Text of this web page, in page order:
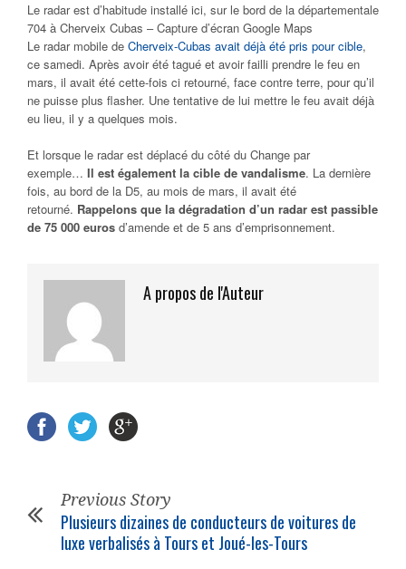
Le radar est d’habitude installé ici, sur le bord de la départementale
704 à Cherveix Cubas – Capture d’écran Google Maps
Le radar mobile de Cherveix-Cubas avait déjà été pris pour cible,
ce samedi. Après avoir été tagué et avoir failli prendre le feu en
mars, il avait été cette-fois ci retourné, face contre terre, pour qu’il
ne puisse plus flasher. Une tentative de lui mettre le feu avait déjà
eu lieu, il y a quelques mois.
Et lorsque le radar est déplacé du côté du Change par
exemple… Il est également la cible de vandalisme. La dernière
fois, au bord de la D5, au mois de mars, il avait été
retourné. Rappelons que la dégradation d’un radar est passible
de 75 000 euros d’amende et de 5 ans d’emprisonnement.
A propos de l'Auteur
Previous Story
Plusieurs dizaines de conducteurs de voitures de
luxe verbalisés à Tours et Joué-les-Tours